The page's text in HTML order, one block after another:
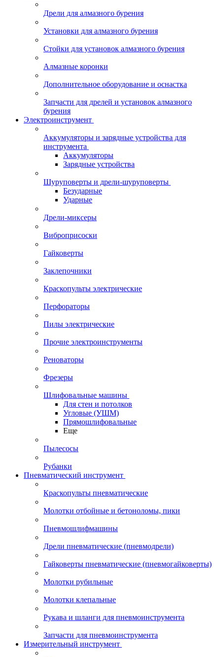
Дрели для алмазного бурения
Установки для алмазного бурения
Стойки для установок алмазного бурения
Алмазные коронки
Дополнительное оборудование и оснастка
Запчасти для дрелей и установок алмазного
бурения
Электроинструмент
Аккумуляторы и зарядные устройства для
инструмента
Аккумуляторы
Зарядные устройства
Шуруповерты и дрели-шуруповерты
Безударные
Ударные
Дрели-миксеры
Виброприсоски
Гайковерты
Заклепочники
Краскопульты электрические
Перфораторы
Пилы электрические
Прочие электроинструменты
Реноваторы
Фрезеры
Шлифовальные машины
Для стен и потолков
Угловые (УШМ)
Прямошлифовальные
Еще
Пылесосы
Рубанки
Пневматический инструмент
Краскопульты пневматические
Молотки отбойные и бетоноломы, пики
Пневмошлифмашины
Дрели пневматические (пневмодрели)
Гайковерты пневматические (пневмогайковерты)
Молотки рубильные
Молотки клепальные
Рукава и шланги для пневмоинструмента
Запчасти для пневмоинструмента
Измерительный инструмент